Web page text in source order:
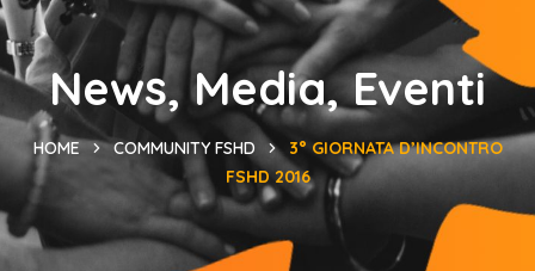
News, Media, Eventi
HOME COMMUNITY FSHD
3° GIORNATA D’INCONTRO
FSHD 2016